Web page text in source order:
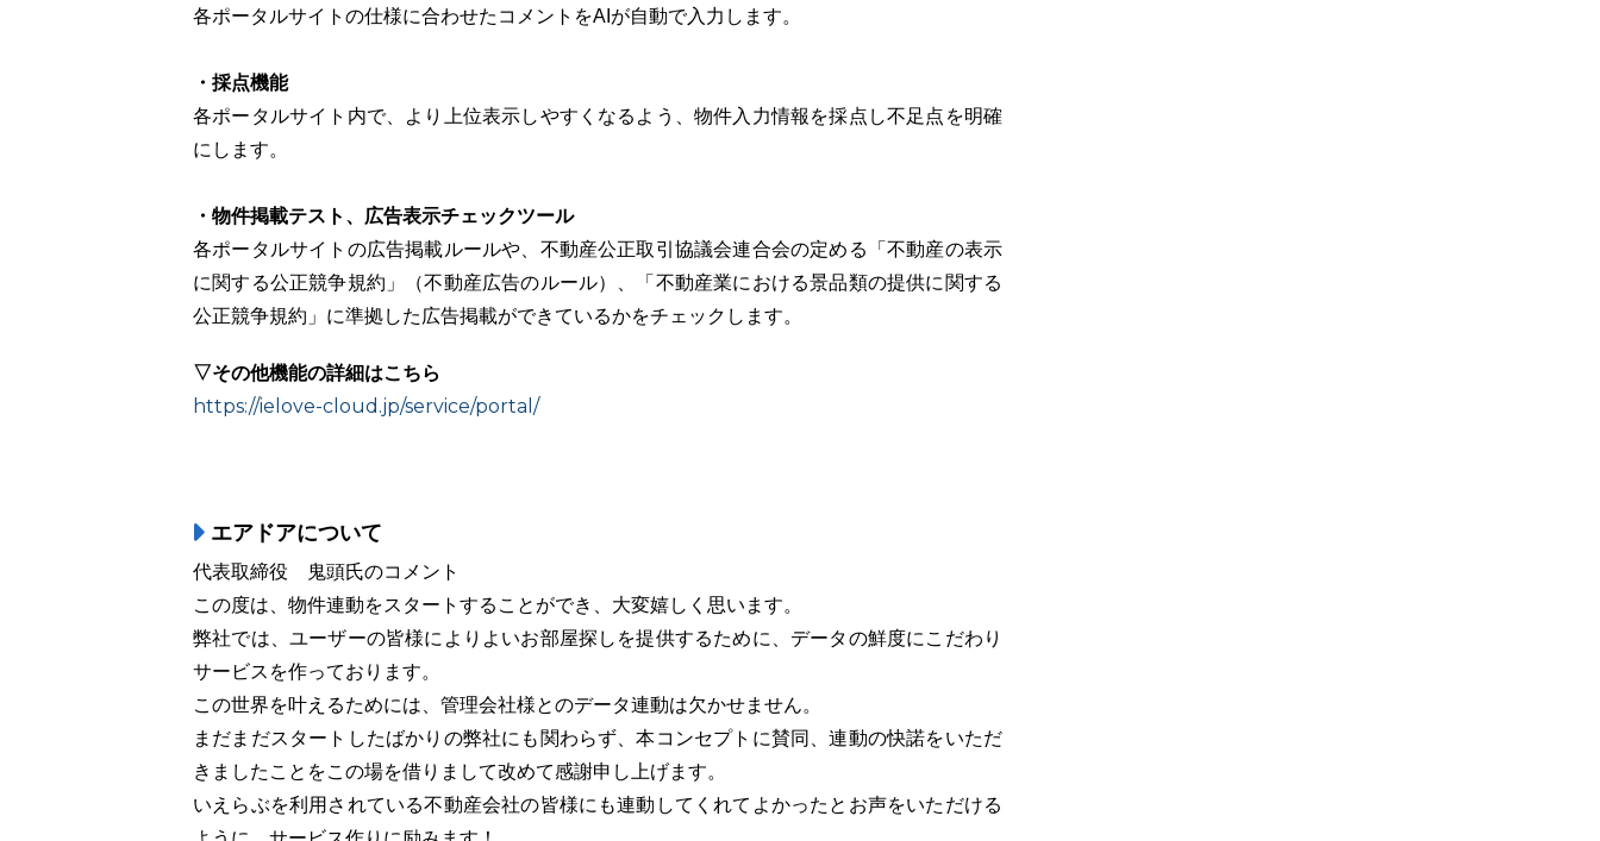
各ポータルサイトの仕様に合わせたコメントをAIが自動で入力します。
・採点機能
各ポータルサイト内で、より上位表示しやすくなるよう、物件入力情報を採点し不足点を明確
にします。
・物件掲載テスト、広告表示チェックツール
各ポータルサイトの広告掲載ルールや、不動産公正取引協議会連合会の定める「不動産の表示
に関する公正競争規約」（不動産広告のルール）、「不動産業における景品類の提供に関する
公正競争規約」に準拠した広告掲載ができているかをチェックします。
▽その他機能の詳細はこちら
https://ielove-cloud.jp/service/portal/
エアドアについて
代表取締役 鬼頭氏のコメント
この度は、物件連動をスタートすることができ、大変嬉しく思います。
弊社では、ユーザーの皆様によりよいお部屋探しを提供するために、データの鮮度にこだわり
サービスを作っております。
この世界を叶えるためには、管理会社様とのデータ連動は欠かせません。
まだまだスタートしたばかりの弊社にも関わらず、本コンセプトに賛同、連動の快諾をいただ
きましたことをこの場を借りまして改めて感謝申し上げます。
いえらぶを利用されている不動産会社の皆様にも連動してくれてよかったとお声をいただける